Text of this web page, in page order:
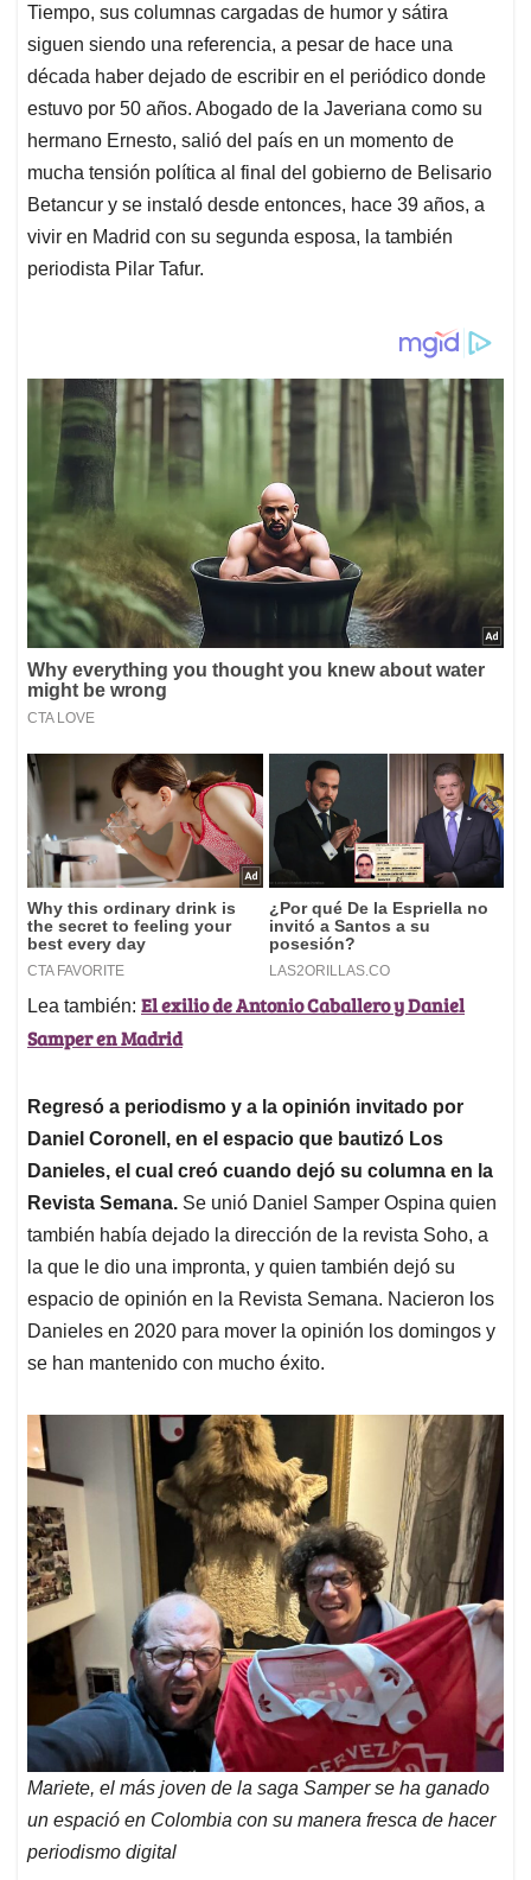
Tiempo, sus columnas cargadas de humor y sátira
siguen siendo una referencia, a pesar de hace una
década haber dejado de escribir en el periódico donde
estuvo por 50 años. Abogado de la Javeriana como su
hermano Ernesto, salió del país en un momento de
mucha tensión política al final del gobierno de Belisario
Betancur y se instaló desde entonces, hace 39 años, a
vivir en Madrid con su segunda esposa, la también
periodista Pilar Tafur.
Lea también: El exilio de Antonio Caballero y Daniel
Samper en Madrid
Regresó a periodismo y a la opinión invitado por
Daniel Coronell, en el espacio que bautizó Los
Danieles, el cual creó cuando dejó su columna en la
Revista Semana. Se unió Daniel Samper Ospina quien
también había dejado la dirección de la revista Soho, a
la que le dio una impronta, y quien también dejó su
espacio de opinión en la Revista Semana. Nacieron los
Danieles en 2020 para mover la opinión los domingos y
se han mantenido con mucho éxito.
Mariete, el más joven de la saga Samper se ha ganado
un espació en Colombia con su manera fresca de hacer
periodismo digital